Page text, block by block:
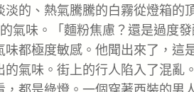
的、熱氣騰騰的白霧從燈箱的
氣味。「麵粉焦慮？還是過度
都極度敏感。他聞出來了，這
氣味。街上的行人陷入了混亂